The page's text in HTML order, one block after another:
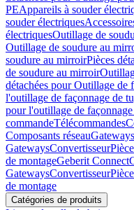
PEAppareils à souder
souder électriques
électriquesOutillage de
Outillage de soudure au
soudure au mirroirPièces
de soudure au mirroir
détachées pour Outillage de
l'outillage de façonnage de
pour l'outillage de
commandeTélécommandes
Composants réseauGateways
GatewaysConvertisseur
de montageGeberit Connect
GatewaysConvertisseur
de montage
Catégories de produits